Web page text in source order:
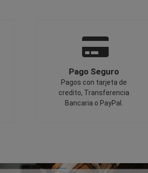
Pago Seguro
Pagos con tarjeta de
credito, Transferencia
Bancaria o PayPal.